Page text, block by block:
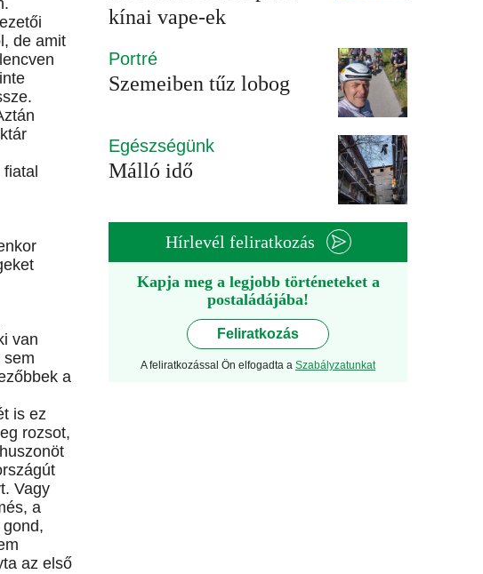
de amit
van
sem
a
is ez
rozsot,
Vagy
a
az első
kínai vape-ek
Portré
Szemeiben tűz lobog
Egészségünk
Málló idő
Hírlevél feliratkozás
Kapja meg a legjobb történeteket a
postaládájába!
Feliratkozás
A feliratkozással Ön elfogadta a Szabályzatunkat